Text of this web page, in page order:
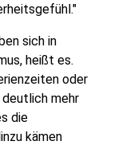
sich in
heißt es.
oder
mehr
die
kämen